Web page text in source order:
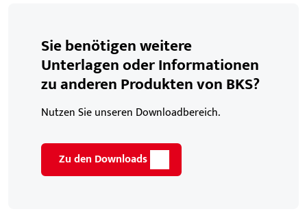
Sie benötigen weitere
Unterlagen oder Informationen
zu anderen Produkten von BKS?
Nutzen Sie unseren Downloadbereich.
Zu den Downloads